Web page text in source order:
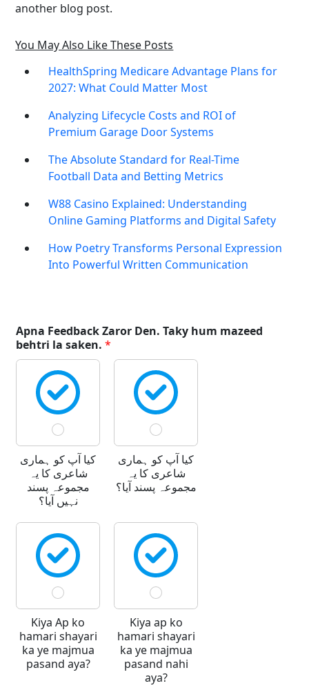
another blog post.
You May Also Like These Posts
HealthSpring Medicare Advantage Plans for
2027: What Could Matter Most
Analyzing Lifecycle Costs and ROI of
Premium Garage Door Systems
The Absolute Standard for Real-Time
Football Data and Betting Metrics
W88 Casino Explained: Understanding
Online Gaming Platforms and Digital Safety
How Poetry Transforms Personal Expression
Into Powerful Written Communication
Apna Feedback Zaror Den. Taky hum mazeed
behtri la saken.*
کیا آپ کو ہماری
شاعری کا یہ
مجموعہ پسند
نہیں آیا؟
کیا آپ کو ہماری
شاعری کا یہ
مجموعہ پسند آیا؟
Kiya Ap ko
hamari shayari
ka ye majmua
pasand aya?
Kiya ap ko
hamari shayari
ka ye majmua
pasand nahi
aya?